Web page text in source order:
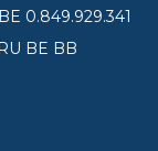
0.849.929.341
BE BB